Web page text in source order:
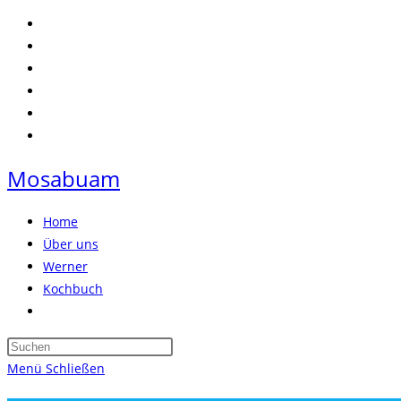
Zum
Inhalt
springen
Mosabuam
Home
Über uns
Werner
Kochbuch
umschalten
Press
Menü Schließen